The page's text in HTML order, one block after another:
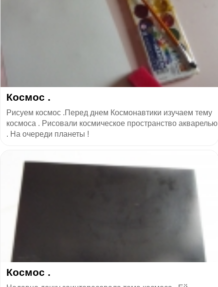
Космос .
Рисуем космос .Перед днем Космонавтики изучаем тему
космоса . Рисовали космическое пространство акварелью
. На очереди планеты !
Космос .